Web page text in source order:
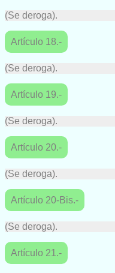
(Se deroga).
Artículo 18.-
(Se deroga).
Artículo 19.-
(Se deroga).
Artículo 20.-
(Se deroga).
Artículo 20-Bis.-
(Se deroga).
Artículo 21.-